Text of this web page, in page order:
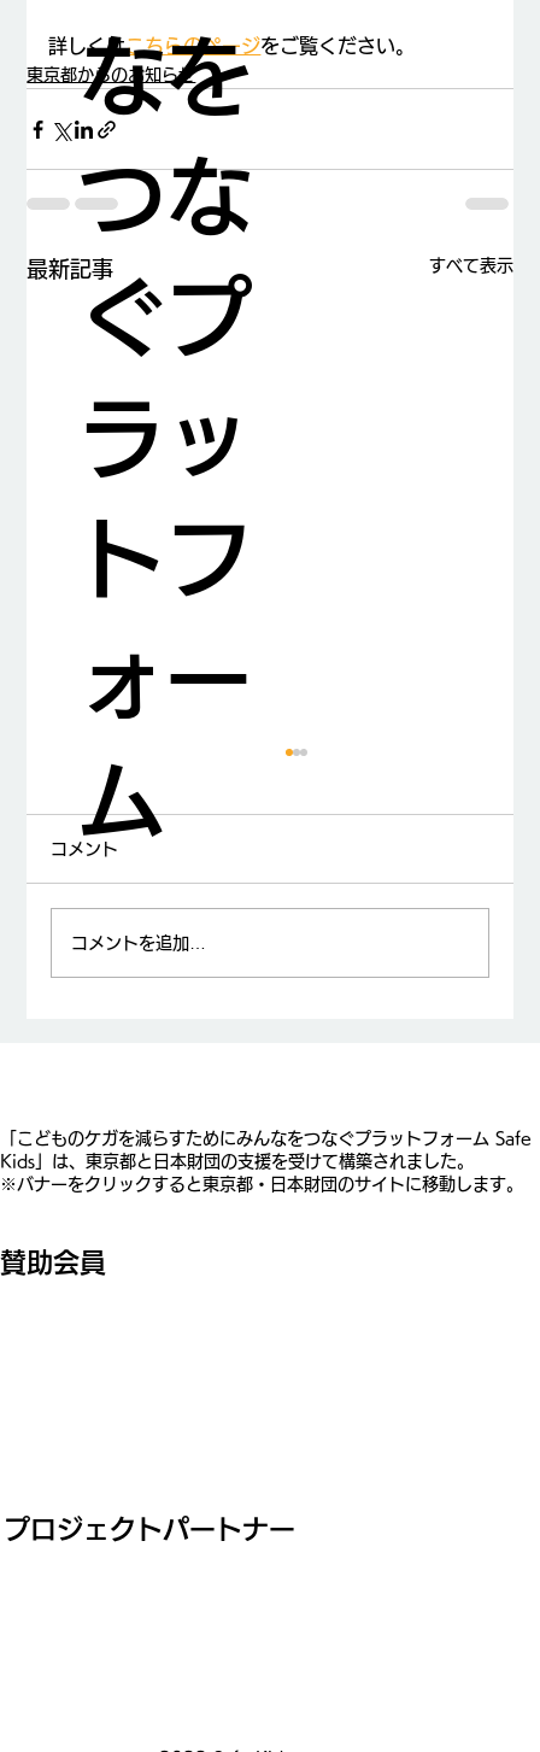
なを
つな
ぐプ
ラッ
トフ
ォー
ム
詳しくはこちらのページをご覧ください。
東京都からのお知らせ
最新記事 すべて表示
コメント
コメントを追加…
​「こどものケガを減らすためにみんなをつなぐプラットフォーム Safe
Kids」は、東京都と日本財団の支援を受けて構築されました。
※バナーをクリックすると東京都・日本財団のサイトに移動します。
賛助会員
プロジェクトパートナー